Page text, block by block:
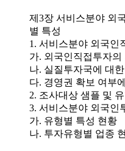
제3장 서비스분야 외
별 특성
1. 서비스분야 외국인
가. 외국인직접투자의
나. 실질투자국에 대
다. 경영권 확보 여부
2. 조사대상 샘플 및
3. 서비스분야 외국인
가. 유형별 특성 현황
나. 투자유형별 업종